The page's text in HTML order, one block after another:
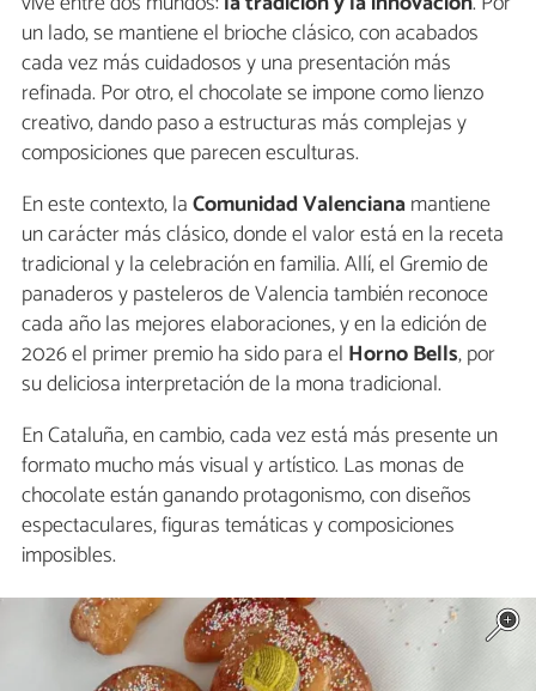
un lado, se mantiene el brioche clásico, con acabados
cada vez más cuidadosos y una presentación más
refinada. Por otro, el chocolate se impone como lienzo
creativo, dando paso a estructuras más complejas y
composiciones que parecen esculturas.
En este contexto, laComunidad Valencianamantiene
un carácter más clásico, donde el valor está en la receta
tradicional y la celebración en familia. Allí, el Gremio de
panaderos y pasteleros de Valencia también reconoce
cada año las mejores elaboraciones, y en la edición de
2026 el primer premio ha sido para el Horno Bells, por
su deliciosa interpretación de la mona tradicional.
En Cataluña, en cambio, cada vez está más presente un
formato mucho más visual y artístico. Las monas de
chocolate están ganando protagonismo, con diseños
espectaculares, figuras temáticas y composiciones
imposibles.